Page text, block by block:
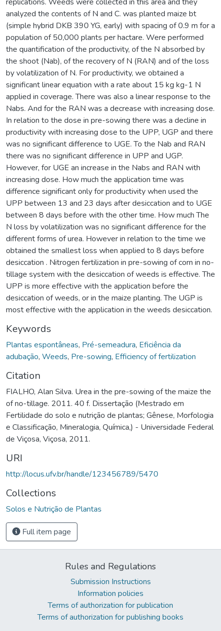
analyzed the contents of N and C. was planted maize bt
(simple hybrid DKB 390 YG, early) with spacing of 0.9 m for a
population of 50,000 plants per hactare. Were performed
the quantification of the productivity, of the N absorbed by
the shoot (Nab), of the recovery of N (RAN) and of the loss
by volatilization of N. For productivity, we obtained a
significant linear equation with a rate about 15 kg kg-1 N
applied in coverage. There was also a linear response to the
Nabs. And for the RAN was a decrease with increasing dose.
In relation to the dose in pre-sowing there was a decline in
productivity with increasing dose to the UPP, UGP and there
was no significant difference to UGE. To the Nab and RAN
there was no significant difference in UPP and UGP.
However, for UGE an increase in the Nabs and RAN with
increasing dose. How much the application time was
difference significant only for productivity when used the
UPP between 13 and 23 days after desiccation and to UGE
between 8 days before with the other time. How much The
N loss by volatilization was no significant difference for the
different forms of urea. However in relation to the time we
obtained the smallest loss when applied to 8 days before
desiccation . Nitrogen fertilization in pre-sowing of corn in no-
tillage system with the desiccation of weeds is effective. The
UPP is more effective with the application before the
desiccation of weeds, or in the maize planting. The UGP is
most effective with the application in the weeds desiccation.
Keywords
Plantas espontâneas, Pré-semeadura, Eficiência da
adubação, Weeds, Pre-sowing, Efficiency of fertilization
Citation
FIALHO, Alan Silva. Urea in the pre-sowing of the maize the
of no-tillage. 2011. 40 f. Dissertação (Mestrado em
Fertilidade do solo e nutrição de plantas; Gênese, Morfologia
e Classificação, Mineralogia, Química,) - Universidade Federal
de Viçosa, Viçosa, 2011.
URI
http://locus.ufv.br/handle/123456789/5470
Collections
Solos e Nutrição de Plantas
Full item page
Rules and Regulations
Submission Instructions
Information policies
Terms of authorization for publication
Terms of authorization for publishing books